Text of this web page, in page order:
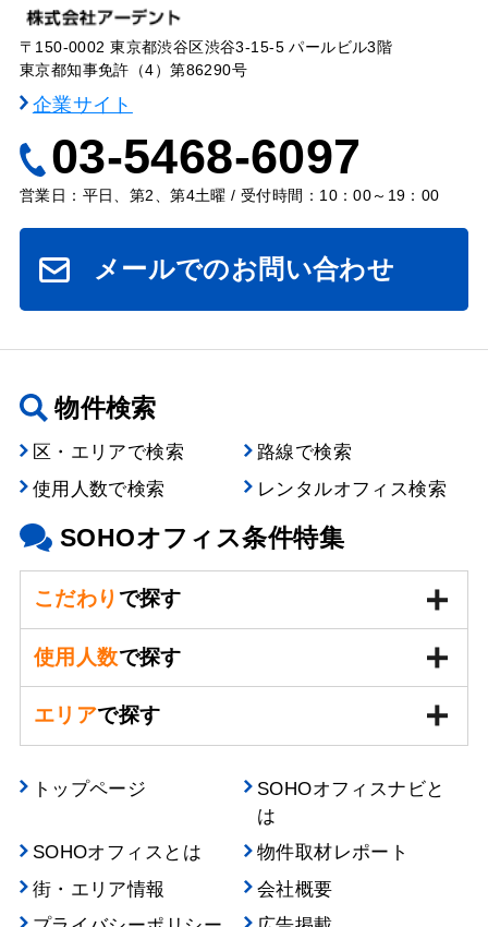
〒150-0002 東京都渋谷区渋谷3-15-5 パールビル3階
東京都知事免許（4）第86290号
企業サイト
03-5468-6097
営業日：平日、第2、第4土曜 / 受付時間：10：00～19：00
メールでのお問い合わせ
物件検索
区・エリアで検索
路線で検索
使用人数で検索
レンタルオフィス検索
SOHOオフィス条件特集
こだわり で探す
使用人数で探す
エリアで探す
トップページ
SOHOオフィスナビと
は
SOHOオフィスとは
物件取材レポート
街・エリア情報
会社概要